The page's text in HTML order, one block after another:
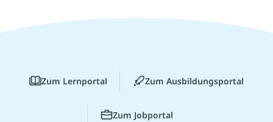
Zum Lernportal Zum Ausbildungsportal
Zum Jobportal